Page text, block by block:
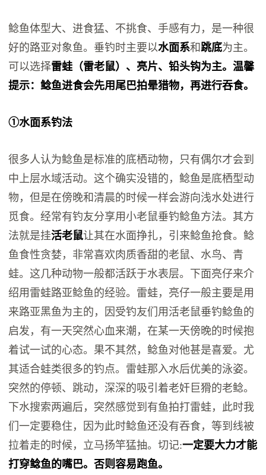
鲶鱼体型大、进食猛、不挑食、手感有力，是一种很
好的路亚对象鱼。垂钓时主要以水面系和跳底为主。
可以选择雷蛙（雷老鼠）、亮片、铅头钩为主。温馨
提示：鲶鱼进食会先用尾巴拍晕猎物，再进行吞食。
①水面系钓法
很多人认为鲶鱼是标准的底栖动物，只有偶尔才会到
中上层水域活动。这个确实没错的，鲶鱼是底栖型动
物，但是在傍晚和清晨的时候一样会游向浅水处进行
觅食。经常有钓友分享用小老鼠垂钓鲶鱼方法。其方
法就是挂活老鼠让其在水面挣扎，引来鲶鱼抢食。鲶
鱼食性贪婪，非常喜欢肉质香甜的老鼠、水鸟、青
蛙。这几种动物一般都活跃于水表层。下面亮仔来介
绍用雷蛙路亚鲶鱼的经验。雷蛙，亮仔一般主要是用
来路亚黑鱼为主的，因受钓友们用活老鼠垂钓鲶鱼的
启发，有一天突然心血来潮，在某一天傍晚的时候抱
着试一试的心态。果不其然，鲶鱼对他甚是喜爱。尤
其适合蛙类很多的钓点。雷蛙那入水后优美的泳姿。
突然的停顿、跳动，深深的吸引着老奸巨猾的老鲶。
下水搜索两遍后，突然感觉到有鱼拍打雷蛙，此时我
们一定要稳住，因为此时鲶鱼还没有吞食，等到线被
拉着走的时候，立马扬竿猛抽。切记:一定要大力才能
打穿鲶鱼的嘴巴。否则容易跑鱼。